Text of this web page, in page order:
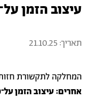
עיצוב הזמן
תאריך: 21.10.25
המחלקה לתקשורת
אחרים: עיצוב הזמן